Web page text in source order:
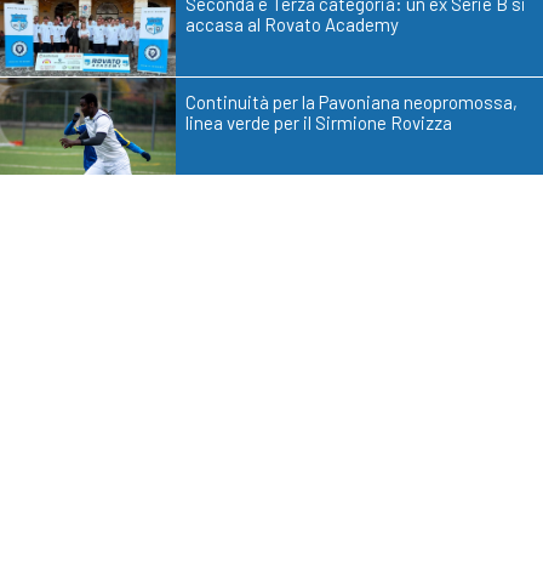
accasa al Rovato Academy
Continuità per la Pavoniana neopromossa,
linea verde per il Sirmione Rovizza